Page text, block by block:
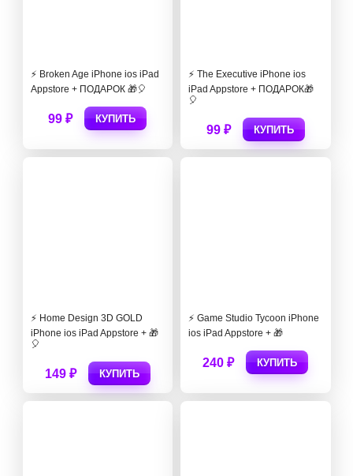
⚡️ Broken Age iPhone ios iPad
Appstore + ПОДАРОК 🎁🎈
99 ₽ КУПИТЬ
⚡️ The Executive iPhone ios
iPad Appstore + ПОДАРОК🎁
🎈
99 ₽ КУПИТЬ
⚡️ Home Design 3D GOLD
iPhone ios iPad Appstore + 🎁
🎈
149 ₽ КУПИТЬ
⚡️ Game Studio Tycoon iPhone
ios iPad Appstore + 🎁
240 ₽ КУПИТЬ